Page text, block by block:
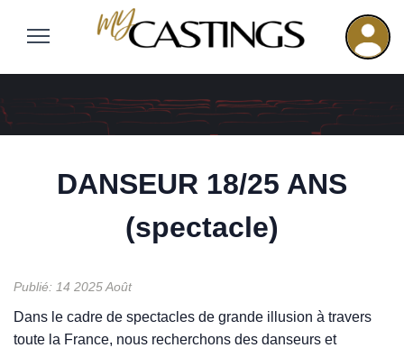
DANSEUR 18/25 ANS
(spectacle)
Publié: 14 2025 Août
Dans le cadre de spectacles de grande illusion à travers
toute la France, nous recherchons des danseurs et